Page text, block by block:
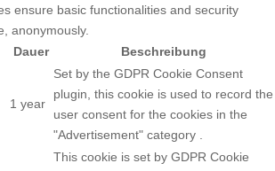
ensure basic functionalities and security
anonymously.
Dauer Beschreibung
1 year
Set by the GDPR Cookie Consent
plugin, this cookie is used to record the
user consent for the cookies in the
"Advertisement" category .
This cookie is set by GDPR Cookie